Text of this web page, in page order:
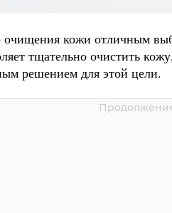
очищения кожи отличным
тщательно очистить
решением для этой цели.